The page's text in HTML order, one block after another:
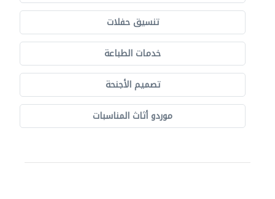
تنسيق حفلات
خدمات الطباعة
تصميم الأجنحة
موردو أثاث المناسبات